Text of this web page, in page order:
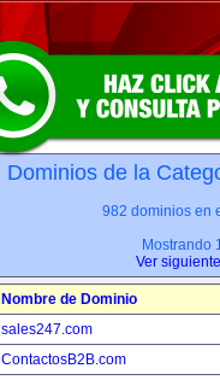
Dominios de la
982 dominios en
Mostrando
Ver
Nombre de Dominio
sales247.com
ContactosB2B.com